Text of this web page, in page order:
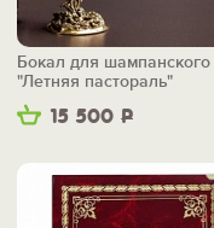
15 500 Р
Бокал для шампанского
"Летняя пастораль"